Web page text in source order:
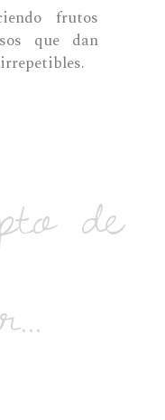
frutos
que dan
de